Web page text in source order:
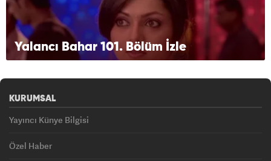
Yalancı Bahar 101. Bölüm İzle
KURUMSAL
Yayıncı Künye Bilgisi
Özel Haber